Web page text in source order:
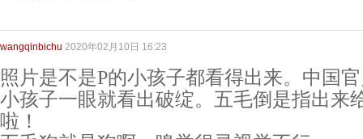
wangqinbichu 2020年02月10日 16:23
照片是不是P的小孩子都看得出来。中国
小孩子一眼就看出破绽。五毛倒是指出来
啦！